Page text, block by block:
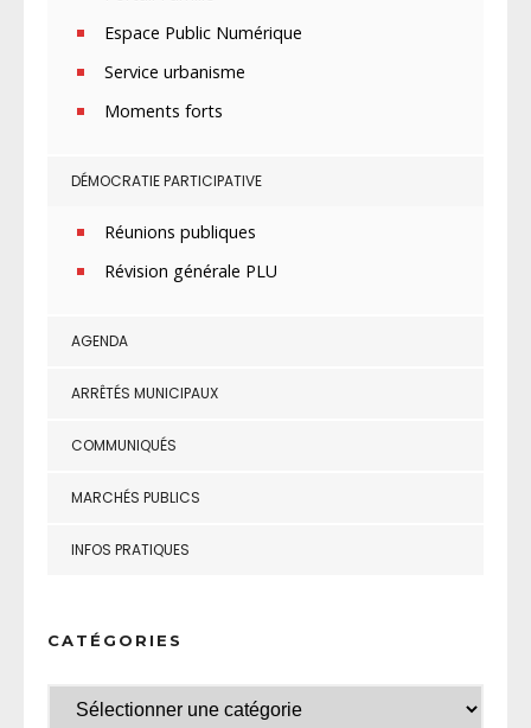
Espace Public Numérique
Service urbanisme
Moments forts
DÉMOCRATIE PARTICIPATIVE
Réunions publiques
Révision générale PLU
AGENDA
ARRÊTÉS MUNICIPAUX
COMMUNIQUÉS
MARCHÉS PUBLICS
INFOS PRATIQUES
CATÉGORIES